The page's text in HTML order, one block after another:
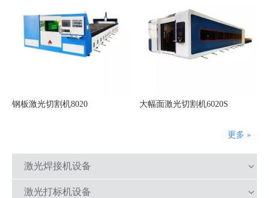
钢板激光切割机8020 大幅面激光切割机6020S
更多 »
激光焊接机设备
激光打标机设备